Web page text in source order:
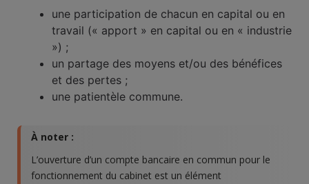
une participation de chacun en capital ou en
travail (« apport » en capital ou en « industrie
») ;
un partage des moyens et/ou des bénéfices
et des pertes ;
une patientèle commune.
À noter :
L’ouverture d’un compte bancaire en commun pour le
fonctionnement du cabinet est un élément